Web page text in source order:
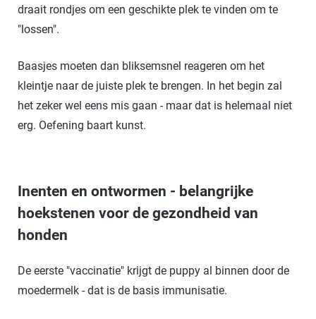
draait rondjes om een geschikte plek te vinden om te
"lossen".
Baasjes moeten dan bliksemsnel reageren om het
kleintje naar de juiste plek te brengen. In het begin zal
het zeker wel eens mis gaan - maar dat is helemaal niet
erg. Oefening baart kunst.
Inenten en ontwormen - belangrijke
hoekstenen voor de gezondheid van
honden
De eerste "vaccinatie" krijgt de puppy al binnen door de
moedermelk - dat is de basis immunisatie.